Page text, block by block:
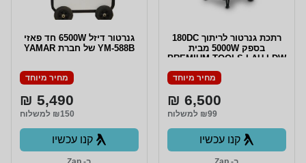
רתכת גנרטור לריתוך 180DC
בספק 5000W מבית
PREMIUM TOOLS LAU LDW
מחיר מיוחד
6,500 ₪
₪99 למשלוח
קנו עכשיו
גנרטור דיזל 6500W חד פאזי
YM-588B של חברת YAMAR
מחיר מיוחד
5,490 ₪
₪150 למשלוח
קנו עכשיו